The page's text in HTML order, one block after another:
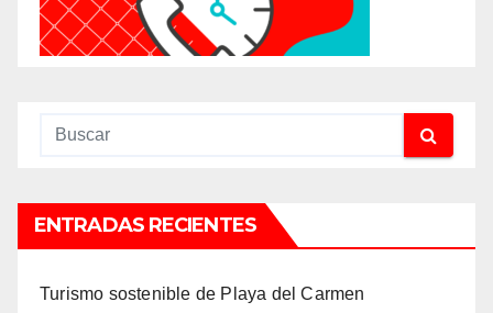
ENTRADAS RECIENTES
Turismo sostenible de Playa del Carmen